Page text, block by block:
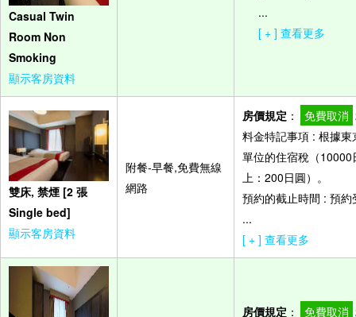
Casual Twin
Room Non
Smoking
顯示客房資料
...
[ + ] 查看更多
雙床, 禁煙 [2 張
Single bed]
顯示客房資料
附餐-早餐,免費無線
網路
房價規定 ： 免費取消
料金特記事項 : 根據
單位的住宿稅（
上：200日圓）。
預約的截止時間 : 預
...
[ + ] 查看更多
房價規定 ： 免費取消